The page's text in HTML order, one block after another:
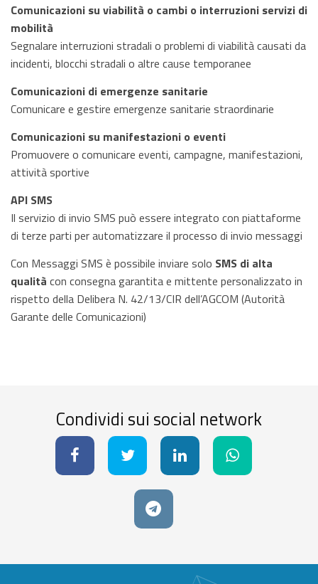
Comunicazioni su viabilità o cambi o interruzioni servizi di
mobilità
Segnalare interruzioni stradali o problemi di viabilità causati da
incidenti, blocchi stradali o altre cause temporanee
Comunicazioni di emergenze sanitarie
Comunicare e gestire emergenze sanitarie straordinarie
Comunicazioni su manifestazioni o eventi
Promuovere o comunicare eventi, campagne, manifestazioni,
attività sportive
API SMS
Il servizio di invio SMS può essere integrato con piattaforme
di terze parti per automatizzare il processo di invio messaggi
Con Messaggi SMS è possibile inviare solo SMS di alta
qualità con consegna garantita e mittente personalizzato in
rispetto della Delibera N. 42/13/CIR dell’AGCOM (Autorità
Garante delle Comunicazioni)
Condividi sui social network